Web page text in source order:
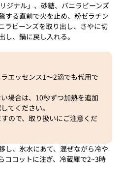
ジナル」、砂糖、バニラビーンズ
する直前で火を止め、粉ゼラチン
ラビーンズを取り出し、さやに切
し、鍋に戻し入れる。
エッセンス1～2滴でも代用で
場合は、10秒ずつ加熱を追加
てください。
ので、取り扱いにご注意くだ
、氷水にあて、混ぜながら冷や
ココットに注ぎ、冷蔵庫で2~3時